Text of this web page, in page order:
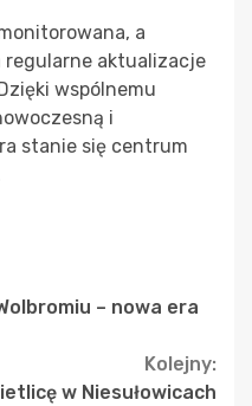
a
regularne aktualizacje
wspólnemu
i
stanie się centrum
– nowa era
Kolejny:
w Niesułowicach